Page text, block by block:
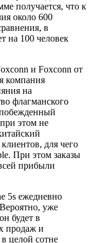
получается, что к
около 600
в
на 100 человек
и Foxconn от
компания
на
флагманского
этом не
для чего
При этом заказы
прибыли
5s ежедневно
уже
будет в
продаж и
целой сотне